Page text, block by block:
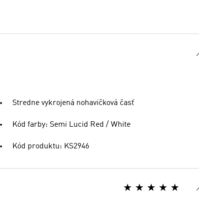
Stredne vykrojená nohavičková časť
Kód farby: Semi Lucid Red / White
Kód produktu: KS2946